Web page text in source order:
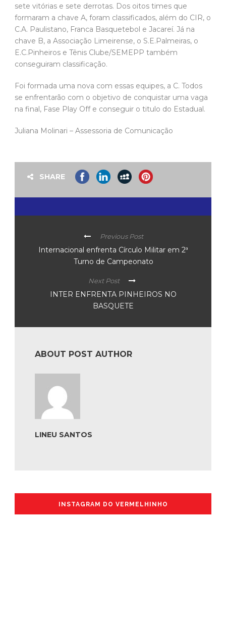
sete vitórias e sete derrotas. Dos oitos times que
formaram a chave A, foram classificados, além do CIR, o
C.A. Paulistano, Franca Basquetebol e Jacareí. Já na
chave B, a Associação Limeirense, o S.E.Palmeiras, o
E.C.Pinheiros e Tênis Clube/SEMEPP também
conseguiram classificação.
Foi formada uma nova com essas equipes, a C. Todos
se enfrentarão com o objetivo de conquistar uma vaga
na final, Fase Play Off e conseguir o titulo do Estadual.
Juliana Molinari – Assessoria de Comunicação
SHARE
Previous Post
Internacional enfrenta Círculo Militar em 2ª
Turno de Campeonato
Next Post
INTER ENFRENTA PINHEIROS NO
BASQUETE
ABOUT POST AUTHOR
LINEU SANTOS
INSTAGRAM DO VERMELHINHO